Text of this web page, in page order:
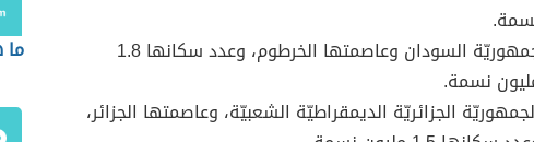
جمهوريّة السودان وعاصمتها الخرطوم، وعدد سكانها 1.8
نسمة.
الجزائريّة الديمقراطيّة الشعبيّة، وعاصمتها الجزائر،